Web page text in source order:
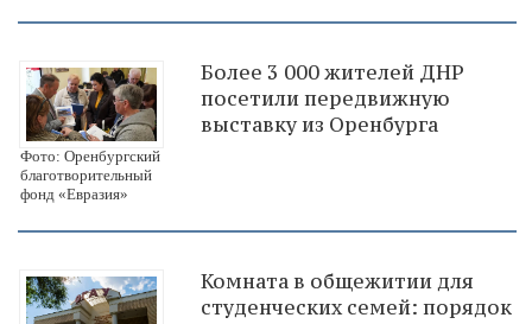
Фото: Оренбургский
благотворительный
фонд «Евразия»
Более 3 000 жителей ДНР
посетили передвижную
выставку из Оренбурга
Комната в общежитии для
студенческих семей: порядок